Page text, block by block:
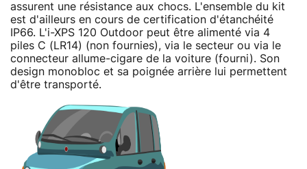
assurent une résistance aux chocs. L'ensemble du kit
est d'ailleurs en cours de certification d'étanchéité
IP66. L'i-XPS 120 Outdoor peut être alimenté via 4
piles C (LR14) (non fournies), via le secteur ou via le
connecteur allume-cigare de la voiture (fourni). Son
design monobloc et sa poignée arrière lui permettent
d'être transporté.